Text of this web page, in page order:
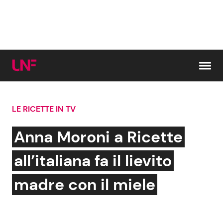
Cerca:
News e Cronaca
Attualità Italiana
Gossip e TV
Bellezze VIP
LE RICETTE IN TV
Anna Moroni a Ricette
all’italiana fa il lievito
madre con il miele